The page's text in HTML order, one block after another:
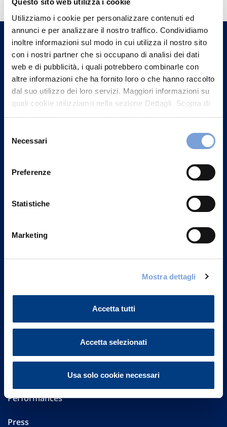
Questo sito web utilizza i cookie
Utilizziamo i cookie per personalizzare contenuti ed
annunci e per analizzare il nostro traffico. Condividiamo
inoltre informazioni sul modo in cui utilizza il nostro sito
con i nostri partner che si occupano di analisi dei dati
web e di pubblicità, i quali potrebbero combinarle con
altre informazioni che ha fornito loro o che hanno raccolto
dal suo utilizzo dei loro servizi. Maggiori informazioni su
quali cookie utilizziamo nella sezione Dettagli. Scopra di
più su chi siamo, come può contattarci e come trattiamo i
può trovare nel footer del sito nella sezione "Informativa
delNecessari
Preferenze
Statistiche
Marketing
Mostra dettagli
Accetta tutti
Accetta selezionati
Usa solo cookie necessari
Trova l'Agenzia più vicina a te e parla con
un nostro Agente.
Contattaci
20149 Milano
Governance
Investor Relations
Performances
Press